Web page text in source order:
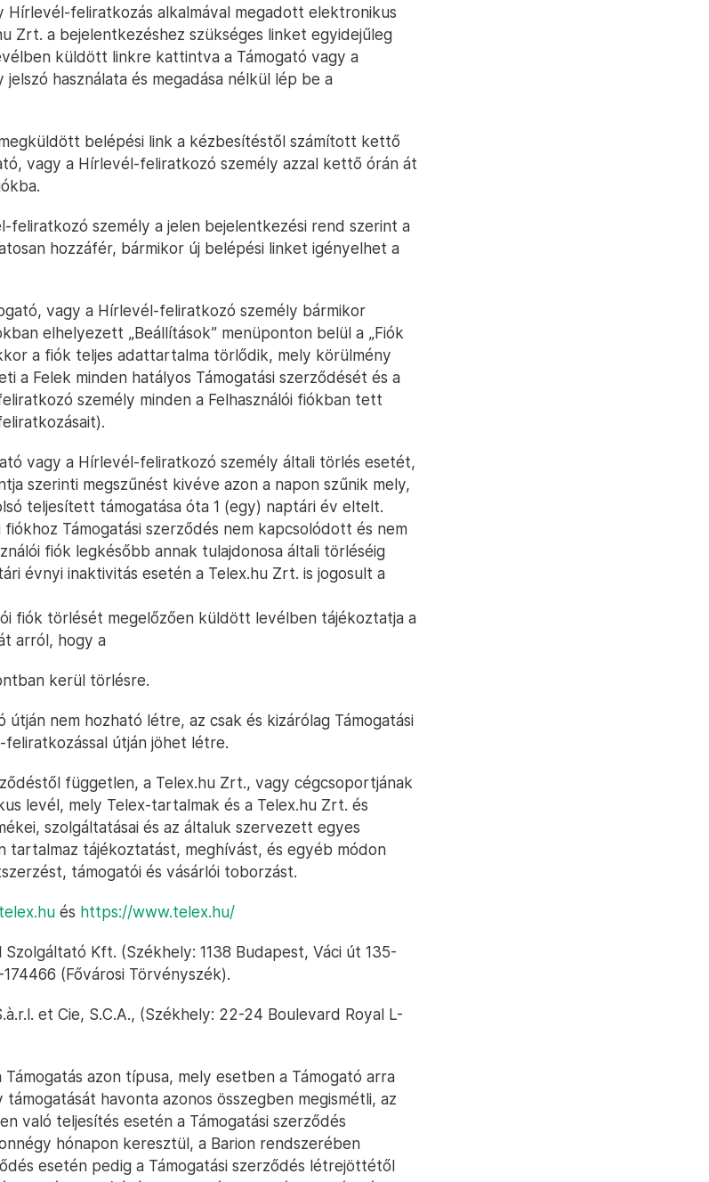
Hírlevél-feliratkozás alkalmával megadott elektronikus
Zrt. a bejelentkezéshez szükséges linket egyidejűleg
küldött linkre kattintva a Támogató vagy a
használata és megadása nélkül lép be a
belépési link a kézbesítéstől számított kettő
vagy a Hírlevél-feliratkozó személy azzal kettő órán át
feliratkozó személy a jelen bejelentkezési rend szerint a
hozzáfér, bármikor új belépési linket igényelhet a
vagy a Hírlevél-feliratkozó személy bármikor
elhelyezett „Beállítások” menüponton belül a „Fiók
a fiók teljes adattartalma törlődik, mely körülmény
a Felek minden hatályos Támogatási szerződését és a
személy minden a Felhasználói fiókban tett
vagy a Hírlevél-feliratkozó személy általi törlés esetét,
szerinti megszűnést kivéve azon a napon szűnik mely,
teljesített támogatása óta 1 (egy) naptári év eltelt.
fiókhoz Támogatási szerződés nem kapcsolódott és nem
fiók legkésőbb annak tulajdonosa általi törléséig
évnyi inaktivitás esetén a Telex.hu Zrt. is jogosult a
fiók törlését megelőzően küldött levélben tájékoztatja a
arról, hogy a
kerül törlésre.
útján nem hozható létre, az csak és kizárólag Támogatási
útján jöhet létre.
független, a Telex.hu Zrt., vagy cégcsoportjának
levél, mely Telex-tartalmak és a Telex.hu Zrt. és
szolgáltatásai és az általuk szervezett egyes
tájékoztatást, meghívást, és egyéb módon
támogatói és vásárlói toborzást.
és https://www.telex.hu/
Szolgáltató Kft. (Székhely: 1138 Budapest, Váci út 135-
(Fővárosi Törvényszék).
et Cie, S.C.A., (Székhely: 22-24 Boulevard Royal L-
Támogatás azon típusa, mely esetben a Támogató arra
havonta azonos összegben megismétli, az
való teljesítés esetén a Támogatási szerződés
hónapon keresztül, a Barion rendszerében
esetén pedig a Támogatási szerződés létrejöttétől